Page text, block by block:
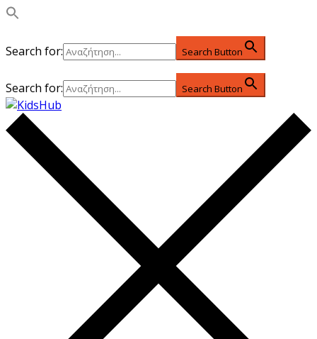
Search for: Search Button
Search for: Search Button